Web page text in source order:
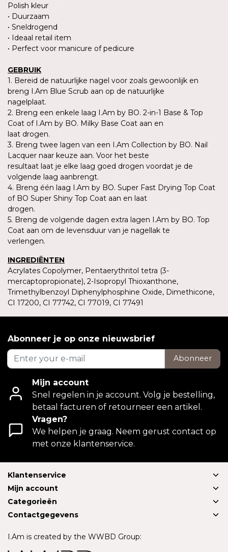
Polish kleur
• Duurzaam
• Sneldrogend
• Ideaal retail item
• Perfect voor manicure of pedicure
GEBRUIK
1. Bereid de natuurlijke nagel voor zoals gewoonlijk en
breng I.Am Blue Scrub aan op de natuurlijke
nagelplaat.
2. Breng een enkele laag I.Am by BO. 2-in-1 Base & Top
Coat of I.Am by BO. Milky Base Coat aan en
laat drogen.
3. Breng twee lagen van een I.Am Collection by BO. Nail
Lacquer naar keuze aan. Voor het beste
resultaat laat je elke laag goed drogen voordat je de
volgende laag aanbrengt.
4. Breng één laag I.Am by BO. Super Fast Drying Top Coat
of BO Super Shiny Top Coat aan en laat
drogen.
5. Breng de volgende dagen extra lagen I.Am by BO. Top
Coat aan om de levensduur van je nagellak te
verlengen.
INGREDIËNTEN
Acrylates Copolymer, Pentaerythritol tetra (3-
mercaptopropionate), 2-Isopropyl Thioxanthone,
Trimethylbenzoyl Diphenylphosphine Oxide, Dimethicone,
CI 17200, CI 77742, CI 77019, CI 77491
Abonneer je op onze nieuwsbrief
Abonneer
Mijn account
Snel regelen in je account. Volg je bestelling,
betaal facturen of retourneer een artikel.
Vragen?
We helpen je graag. Neem gerust contact op
met onze klantenservice.
Klantenservice
Mijn account
Categorieën
Contactgegevens
I.Am is created by the WWBD Group: